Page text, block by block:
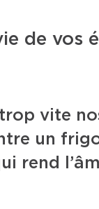
de vos
vite
un
rend